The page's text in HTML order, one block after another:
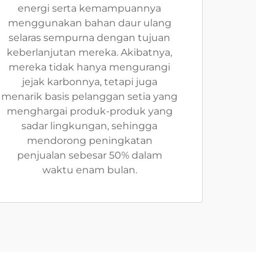
energi serta kemampuannya
menggunakan bahan daur ulang
selaras sempurna dengan tujuan
keberlanjutan mereka. Akibatnya,
mereka tidak hanya mengurangi
jejak karbonnya, tetapi juga
menarik basis pelanggan setia yang
menghargai produk-produk yang
sadar lingkungan, sehingga
mendorong peningkatan
penjualan sebesar 50% dalam
waktu enam bulan.